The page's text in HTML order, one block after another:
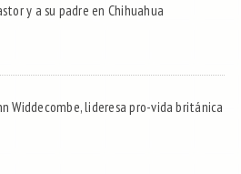
y a su padre en Chihuahua
Widdecombe, lideresa pro-vida británica